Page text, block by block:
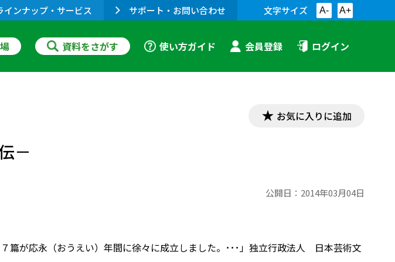
インナップ・サービス サポート・お問い合わせ 文字サイズ A- A+
資料をさがす 使い方ガイド 会員登録 ログイン
お気に入りに追加
－
公開日： 2014年03月04日
篇が応永（おうえい）年間に徐々に成立しました。･･･」独立行政法人 日本芸術文